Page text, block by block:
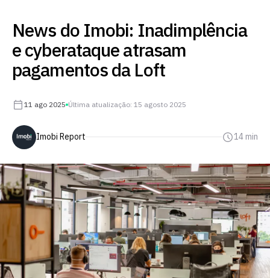
News do Imobi: Inadimplência
e cyberataque atrasam
pagamentos da Loft
11 ago 2025 Última atualização: 15 agosto 2025
Imobi Report 14 min